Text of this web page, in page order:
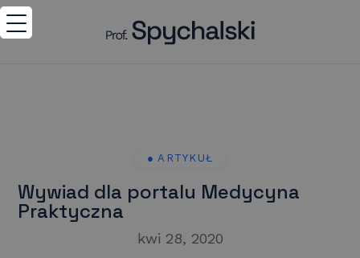
Wywiad dla portalu Medycyna
Praktyczna
kwi 28, 2020